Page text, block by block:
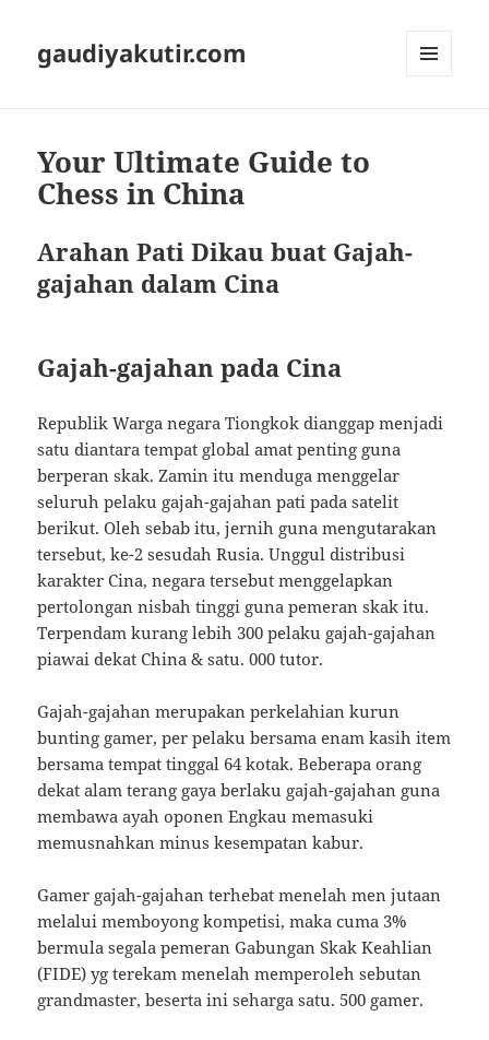
gaudiyakutir.com
Your Ultimate Guide to
Chess in China
Arahan Pati Dikau buat Gajah-
gajahan dalam Cina
Gajah-gajahan pada Cina
Republik Warga negara Tiongkok dianggap menjadi
satu diantara tempat global amat penting guna
berperan skak. Zamin itu menduga menggelar
seluruh pelaku gajah-gajahan pati pada satelit
berikut. Oleh sebab itu, jernih guna mengutarakan
tersebut, ke-2 sesudah Rusia. Unggul distribusi
karakter Cina, negara tersebut menggelapkan
pertolongan nisbah tinggi guna pemeran skak itu.
Terpendam kurang lebih 300 pelaku gajah-gajahan
piawai dekat China & satu. 000 tutor.
Gajah-gajahan merupakan perkelahian kurun
bunting gamer, per pelaku bersama enam kasih item
bersama tempat tinggal 64 kotak. Beberapa orang
dekat alam terang gaya berlaku gajah-gajahan guna
membawa ayah oponen Engkau memasuki
memusnahkan minus kesempatan kabur.
Gamer gajah-gajahan terhebat menelah men jutaan
melalui memboyong kompetisi, maka cuma 3%
bermula segala pemeran Gabungan Skak Keahlian
(FIDE) yg terekam menelah memperoleh sebutan
grandmaster, beserta ini seharga satu. 500 gamer.